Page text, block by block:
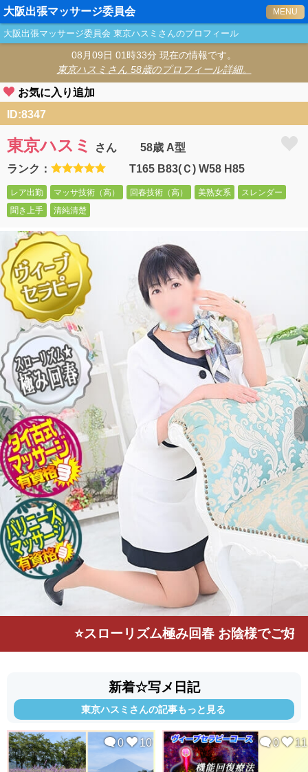
大阪出張マッサージ委員会 MENU
大阪出張マッサージ委員会 東京ハスミ さんのプロフィール
08月09日 01時33分 現在の情報です。
東京ハスミ さん 58歳のプロフィール詳細。
お気に入り追加
ID:8347
東京ハスミ さん
58歳 A型
ランク：
T165 B83(Ｃ) W58 H85
レア出勤 マッサ技術（高） 回春技術（高） 美熟女系
スレンダー
聞き上手
清純清楚
⭐️スローリズム極み回春 お陰様でご好評
新着☆写メ日記
東京ハスミさんの記事もっと見る
0 10 0 11